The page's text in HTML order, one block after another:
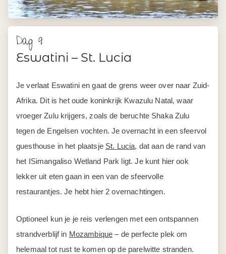
Dag 9
Eswatini – St. Lucia
Je verlaat Eswatini en gaat de grens weer over naar Zuid-
Afrika. Dit is het oude koninkrijk Kwazulu Natal, waar
vroeger Zulu krijgers, zoals de beruchte Shaka Zulu
tegen de Engelsen vochten. Je overnacht in een sfeervol
guesthouse in het plaatsje St. Lucia, dat aan de rand van
het ISimangaliso Wetland Park ligt. Je kunt hier ook
lekker uit eten gaan in een van de sfeervolle
restaurantjes. Je hebt hier 2 overnachtingen.
Optioneel kun je je reis verlengen met een ontspannen
strandverblijf in Mozambique – de perfecte plek om
helemaal tot rust te komen op de parelwitte stranden.